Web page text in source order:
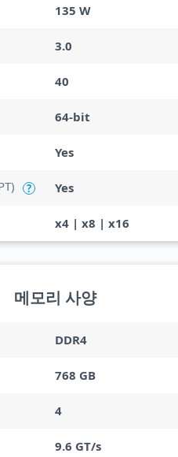
135 W
3.0
40
64-bit
Yes
? Yes
x4 | x8 | x16
메모리 사양
DDR4
768 GB
4
9.6 GT/s